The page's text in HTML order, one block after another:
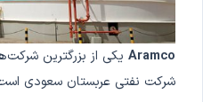
Aramco یکی از بزرگترین
شرکت نفتی عربستان سعودی